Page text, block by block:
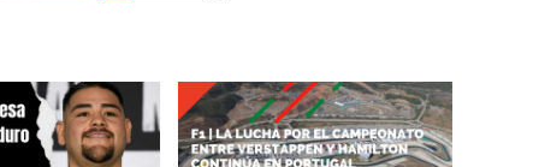
5
Verstappen y Hamilton
continúa en Portugal
Fórmula 1